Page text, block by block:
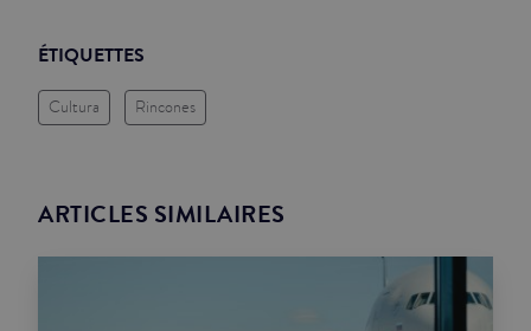
ÉTIQUETTES
Cultura Rincones
ARTICLES SIMILAIRES